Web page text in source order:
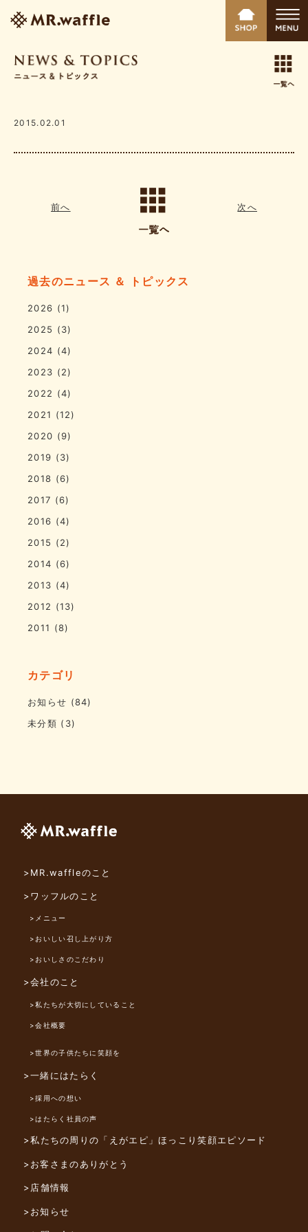
2015.02.01
前へ 次へ
過去のニュース ＆ トピックス
2026 (1)
2025 (3)
2024 (4)
2023 (2)
2022 (4)
2021 (12)
2020 (9)
2019 (3)
2018 (6)
2017 (6)
2016 (4)
2015 (2)
2014 (6)
2013 (4)
2012 (13)
2011 (8)
カテゴリ
お知らせ (84)
未分類 (3)
>MR.waffleのこと
>ワッフルのこと
>メニュー
>おいしい召し上がり方
>おいしさのこだわり
>会社のこと
>私たちが大切にしていること
>会社概要
>世界の子供たちに笑顔を
>一緒にはたらく
>採用への想い
>はたらく社員の声
>私たちの周りの「えがエピ」ほっこり笑顔エピソード
>お客さまのありがとう
>店舗情報
>お知らせ